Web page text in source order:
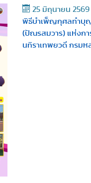
25 มิถุนายน 2569
พิธีบำเพ็ญกุศลทำบุญ
(ปัณรสมวาร) แห่งกา
นทิราเทพยวดี กรมห